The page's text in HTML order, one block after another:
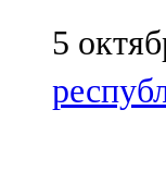
107,9 FM
102,1 FM
5